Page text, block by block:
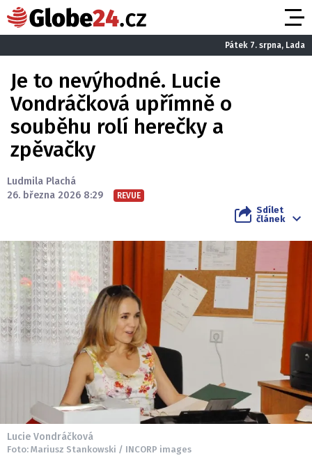
Pátek 7. srpna, Lada
Je to nevýhodné. Lucie
Vondráčková upřímně o
souběhu rolí herečky a
zpěvačky
Ludmila Plachá
26. března 2026 8:29
REVUE
Sdílet
článek
Lucie Vondráčková
Foto: Mariusz Stankowski / INCORP images